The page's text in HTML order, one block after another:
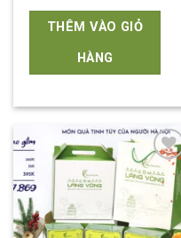
THÊM VÀO GIỎ
HÀNG
Add to
wishlist